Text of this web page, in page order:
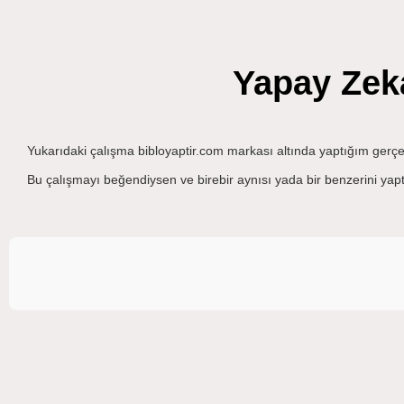
Yapay
Yukarıdaki çalışma bibloyaptir.com markası altında yaptığım
Bu çalışmayı beğendiysen ve birebir aynısı yada bir benzerini